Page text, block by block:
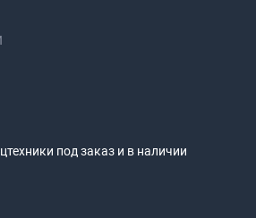
под заказ и в наличии